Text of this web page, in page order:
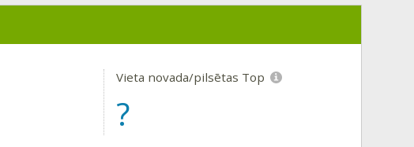
Vieta novada/pilsētas Top
?